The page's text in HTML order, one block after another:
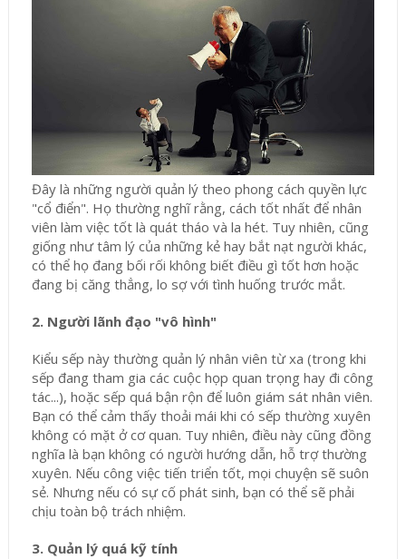
Đây là những người quản lý theo phong cách quyền lực
"cổ điển". Họ thường nghĩ rằng, cách tốt nhất để nhân
viên làm việc tốt là quát tháo và la hét. Tuy nhiên, cũng
giống như tâm lý của những kẻ hay bắt nạt người khác,
có thể họ đang bối rối không biết điều gì tốt hơn hoặc
đang bị căng thẳng, lo sợ với tình huống trước mắt.
2. Người lãnh đạo "vô hình"
Kiểu sếp này thường quản lý nhân viên từ xa (trong khi
sếp đang tham gia các cuộc họp quan trọng hay đi công
tác...), hoặc sếp quá bận rộn để luôn giám sát nhân viên.
Bạn có thể cảm thấy thoải mái khi có sếp thường xuyên
không có mặt ở cơ quan. Tuy nhiên, điều này cũng đồng
nghĩa là bạn không có người hướng dẫn, hỗ trợ thường
xuyên. Nếu công việc tiến triển tốt, mọi chuyện sẽ suôn
sẻ. Nhưng nếu có sự cố phát sinh, bạn có thể sẽ phải
chịu toàn bộ trách nhiệm.
3. Quản lý quá kỹ tính